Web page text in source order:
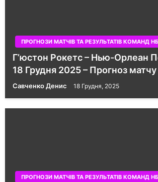
ПРОГНОЗИ МАТЧІВ ТА РЕЗУЛЬТАТІВ КОМАНД
Г’юстон Рокетс – Нью-Орлеан
18 Грудня 2025 – Прогноз матчу
Савченко Денис 18 Грудня, 2025
ПРОГНОЗИ МАТЧІВ ТА РЕЗУЛЬТАТІВ КОМАНД